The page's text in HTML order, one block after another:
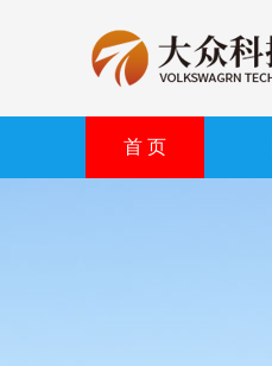
首 页